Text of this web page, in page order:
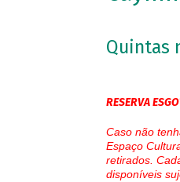
Quintas
RESERVA
Caso não
Espaço
retirados.
disponíveis